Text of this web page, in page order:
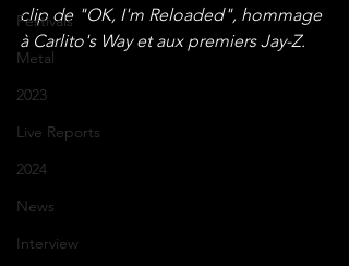
Festivals
Metal
2023
Live Reports
2024
News
Interview
clip de "OK, I'm Reloaded", hommage
à Carlito's Way et aux premiers Jay-Z.